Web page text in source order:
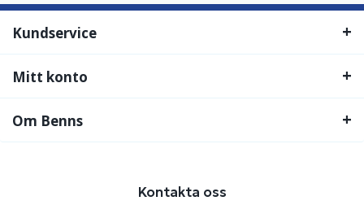
Kundservice
Mitt konto
Om Benns
Kontakta oss